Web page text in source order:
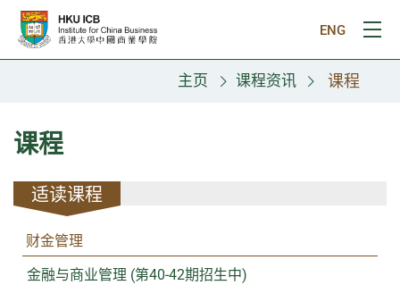
跳往主要内容
ENG
打
主页 课程资讯 课程
课程
适读课程
财金管理
金融与商业管理 (第40-42期招生中)